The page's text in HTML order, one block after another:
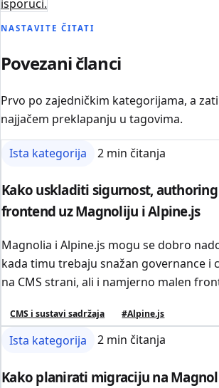
isporuci.
NASTAVITE ČITATI
Povezani članci
Prvo po zajedničkim kategorijama, a
najjačem preklapanju u tagovima.
Ista kategorija 2 min čitanja
Kako uskladiti sigurnost,
frontend uz Magnoliju i Alpine.js
Magnolia i Alpine.js mogu se dobro
kada timu trebaju snažan governance i
na CMS strani, ali i namjerno malen
CMS i sustavi sadržaja #Alpine.js
Ista kategorija 2 min čitanja
Kako planirati migraciju na